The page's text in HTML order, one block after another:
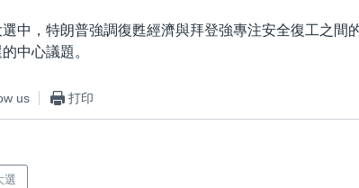
中，特朗普強調復甦經濟與拜登強專注安全復工之間
中心議題。
us 打印
選